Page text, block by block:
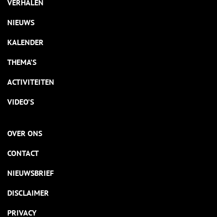
VERHALEN
NIEUWS
KALENDER
THEMA’S
ACTIVITEITEN
VIDEO’S
OVER ONS
CONTACT
NIEUWSBRIEF
DISCLAIMER
PRIVACY